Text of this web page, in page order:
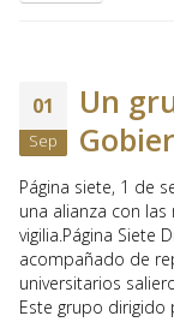
01
Sep
Un
Página siete, 1 de
una alianza con
vigilia.Página Siete
acompañado de
universitarios
Este grupo